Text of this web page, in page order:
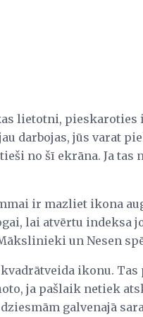
lietotni, pieskaroties
darbojas, jūs varat
no šī ekrāna. Ja tas
ir mazliet ikona
lai atvērtu indeksa
un Nesen
ikonu. Tas
ja pašlaik netiek
galvenajā